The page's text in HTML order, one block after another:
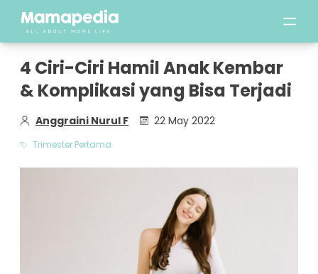
4 Ciri-Ciri Hamil Anak Kembar
& Komplikasi yang Bisa Terjadi
Anggraini Nurul F 22 May 2022
Trimester Pertama